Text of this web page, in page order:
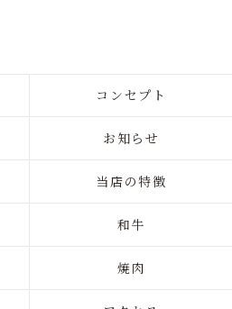
コンセプト
お知らせ
当店の特徴
和牛
焼肉